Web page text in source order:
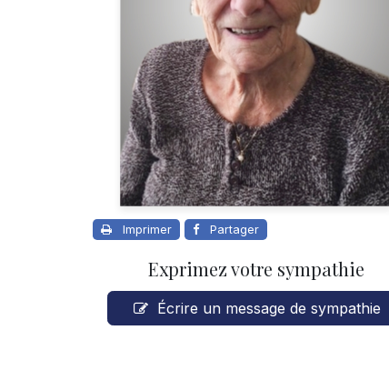
Imprimer Partager
Exprimez votre sympathie
Écrire un message de sympathie